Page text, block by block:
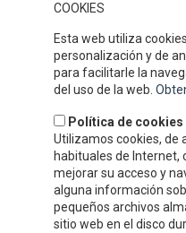
COOKIES
Esta web utiliza
personalización y de
para facilitarle la
del uso de la web.
Política de cookies
Utilizamos cookies, de
habituales de Internet,
mejorar su acceso y
alguna información
pequeños archivos
sitio web en el disco
permitido que gocemos de
DÓNDE ESTAMOS